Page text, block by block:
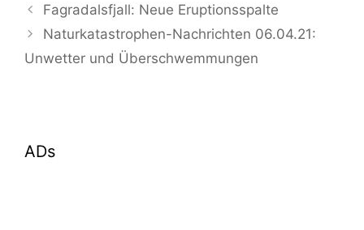
Fagradalsfjall: Neue Eruptionsspalte
Naturkatastrophen-Nachrichten 06.04.21:
Unwetter und Überschwemmungen
ADs